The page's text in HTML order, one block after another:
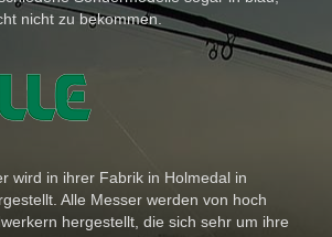
nicht zu bekommen.
wird in ihrer Fabrik in Holmedal in
Alle Messer werden von hoch
hergestellt, die sich sehr um ihre